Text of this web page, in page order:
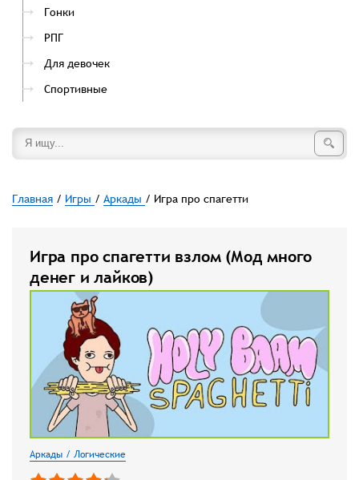
Гонки
РПГ
Для девочек
Спортивные
Главная / Игры / Аркады / Игра про спагетти
Игра про спагетти взлом (Мод много
денег и лайков)
Аркады / Логические